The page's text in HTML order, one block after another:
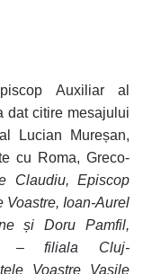
Auxiliar al
dat citire mesajului
Lucian Mureșan,
cu Roma, Greco-
Claudiu, Episcop
Ioan-Aurel
și Doru Pamfil,
– filiala Cluj-
Voastre Vasile